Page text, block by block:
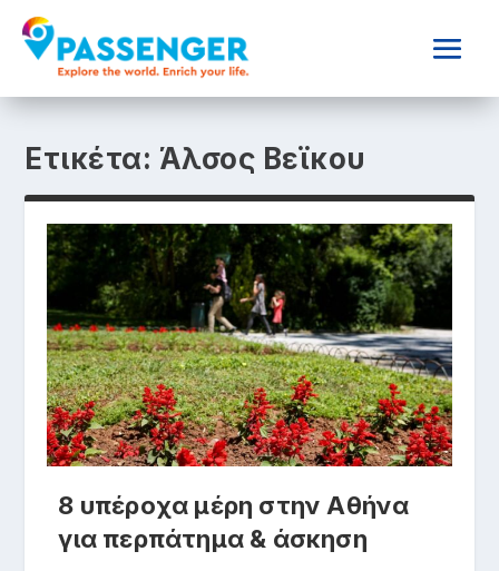
Ετικέτα: Άλσος Βεϊκου
8 υπέροχα μέρη στην Αθήνα
για περπάτημα & άσκηση